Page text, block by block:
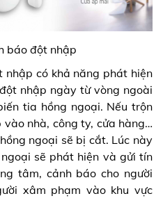
báo đột nhập
nhập có khả năng phát hiện
nhập ngày từ vòng ngoài
tia hồng ngoại. Nếu trộn
nhà, công ty, cửa hàng…
ngoại sẽ bị cắt. Lúc này
sẽ phát hiện và gửi tín
tâm, cảnh báo cho người
xâm phạm vào khu vực